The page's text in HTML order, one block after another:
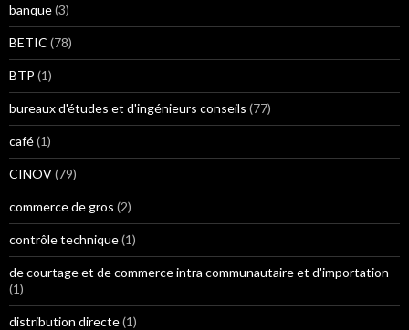
banque(3)
BETIC (78)
BTP (1)
bureaux d'études et d'ingénieurs conseils (77)
café(1)
CINOV(79)
commerce de gros (2)
contrôle technique(1)
de courtage et de commerce intra communautaire et d'importation
(1)
distribution directe(1)